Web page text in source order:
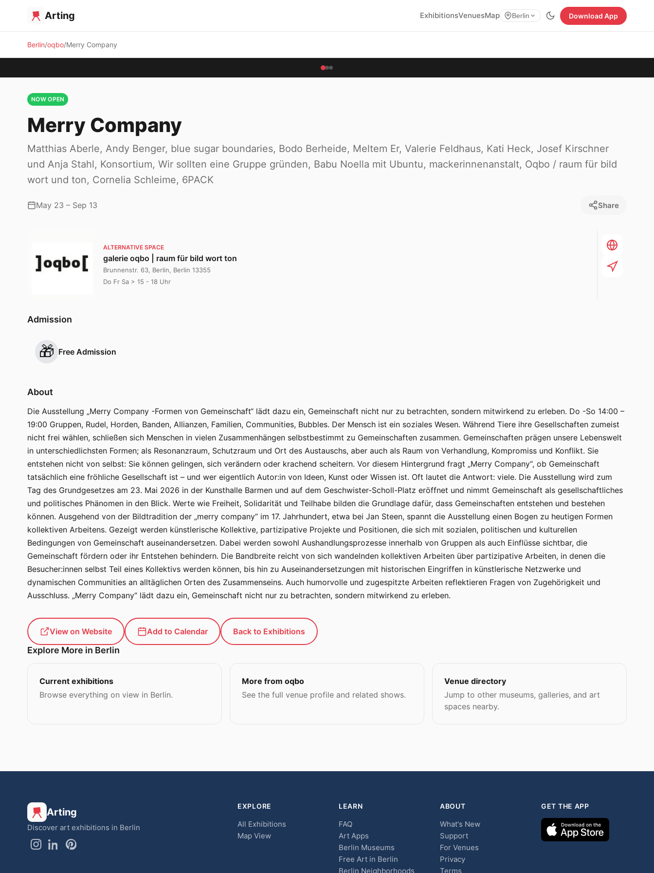
Arting ExhibitionsVenuesMap Berlin Download App
Berlin oqbo Merry Company
NOW OPEN
Merry Company
Matthias Aberle, Andy Benger, blue sugar boundaries, Bodo Berheide, Meltem Er, Valerie Feldhaus, Kati Heck, Josef Kirschner
und Anja Stahl, Konsortium, Wir sollten eine Gruppe gründen, Babu Noella mit Ubuntu, mackerinnenanstalt, Oqbo / raum für bild
wort und ton, Cornelia Schleime, 6PACK
May 23 – Sep 13 Share
ALTERNATIVE SPACE
galerie oqbo | raum für bild wort ton
Brunnenstr. 63, Berlin, Berlin 13355
Do Fr Sa > 15 - 18 Uhr
Admission
🎁 Free Admission
About
Die Ausstellung „Merry Company -Formen von Gemeinschaft“ lädt dazu ein, Gemeinschaft nicht nur zu betrachten, sondern mitwirkend zu erleben. Do -So 14:00 –
19:00 Gruppen, Rudel, Horden, Banden, Allianzen, Familien, Communities, Bubbles. Der Mensch ist ein soziales Wesen. Während Tiere ihre Gesellschaften zumeist
nicht frei wählen, schließen sich Menschen in vielen Zusammenhängen selbstbestimmt zu Gemeinschaften zusammen. Gemeinschaften prägen unsere Lebenswelt
in unterschiedlichsten Formen; als Resonanzraum, Schutzraum und Ort des Austauschs, aber auch als Raum von Verhandlung, Kompromiss und Konflikt. Sie
entstehen nicht von selbst: Sie können gelingen, sich verändern oder krachend scheitern. Vor diesem Hintergrund fragt „Merry Company“, ob Gemeinschaft
tatsächlich eine fröhliche Gesellschaft ist – und wer eigentlich Autor:in von Ideen, Kunst oder Wissen ist. Oft lautet die Antwort: viele. Die Ausstellung wird zum
Tag des Grundgesetzes am 23. Mai 2026 in der Kunsthalle Barmen und auf dem Geschwister-Scholl-Platz eröffnet und nimmt Gemeinschaft als gesellschaftliches
und politisches Phänomen in den Blick. Werte wie Freiheit, Solidarität und Teilhabe bilden die Grundlage dafür, dass Gemeinschaften entstehen und bestehen
können. Ausgehend von der Bildtradition der „merry company“ im 17. Jahrhundert, etwa bei Jan Steen, spannt die Ausstellung einen Bogen zu heutigen Formen
kollektiven Arbeitens. Gezeigt werden künstlerische Kollektive, partizipative Projekte und Positionen, die sich mit sozialen, politischen und kulturellen
Bedingungen von Gemeinschaft auseinandersetzen. Dabei werden sowohl Aushandlungsprozesse innerhalb von Gruppen als auch Einflüsse sichtbar, die
Gemeinschaft fördern oder ihr Entstehen behindern. Die Bandbreite reicht von sich wandelnden kollektiven Arbeiten über partizipative Arbeiten, in denen die
Besucher:innen selbst Teil eines Kollektivs werden können, bis hin zu Auseinandersetzungen mit historischen Eingriffen in künstlerische Netzwerke und
dynamischen Communities an alltäglichen Orten des Zusammenseins. Auch humorvolle und zugespitzte Arbeiten reflektieren Fragen von Zugehörigkeit und
Ausschluss. „Merry Company“ lädt dazu ein, Gemeinschaft nicht nur zu betrachten, sondern mitwirkend zu erleben.
View on Website Add to Calendar Back to Exhibitions
Explore More in Berlin
Current exhibitions
Browse everything on view in Berlin.
More from oqbo
See the full venue profile and related shows.
Venue directory
Jump to other museums, galleries, and art
spaces nearby.
Arting
Discover art exhibitions in Berlin
EXPLORE
All Exhibitions
Map View
LEARN
FAQ
Art Apps
Berlin Museums
Free Art in Berlin
Berlin Neighborhoods
ABOUT
What's New
Support
For Venues
Privacy
Terms
GET THE APP